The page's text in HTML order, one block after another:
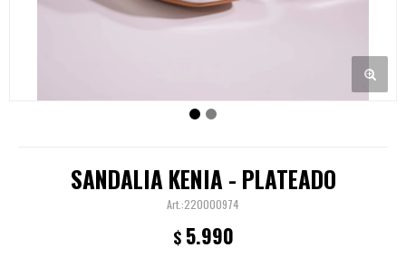
SANDALIA KENIA - PLATEADO
220000974
$ 5.990